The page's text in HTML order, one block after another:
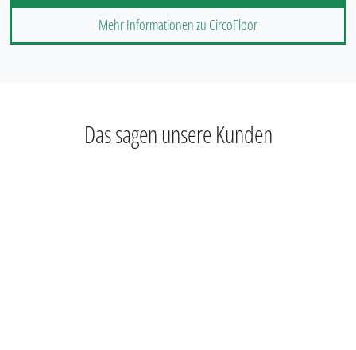
Mehr Informationen zu CircoFloor
Das sagen unsere Kunden